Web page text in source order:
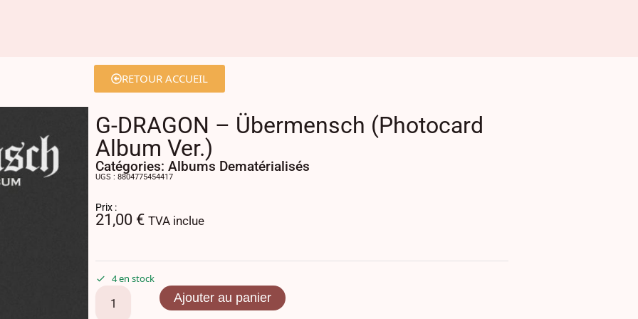
RETOUR ACCUEIL
G-DRAGON – Übermensch (Photocard
Album Ver.)
Catégories: Albums Dematérialisés
UGS : 8804775454417
Prix :
21,00 € TVA inclue
4 en stock
Ajouter au panier